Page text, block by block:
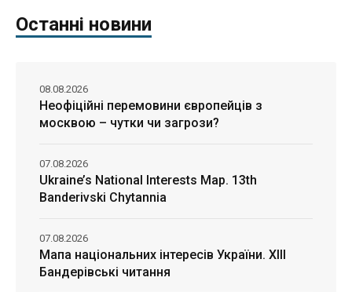
Останні новини
Неофіційні перемовини європейців з
москвою – чутки чи загрози?
08.08.2026
Ukraine’s National Interests Map. 13th
Banderivski Chytannia
07.08.2026
Мапа національних інтересів України. ХІІІ
Бандерівські читання
07.08.2026